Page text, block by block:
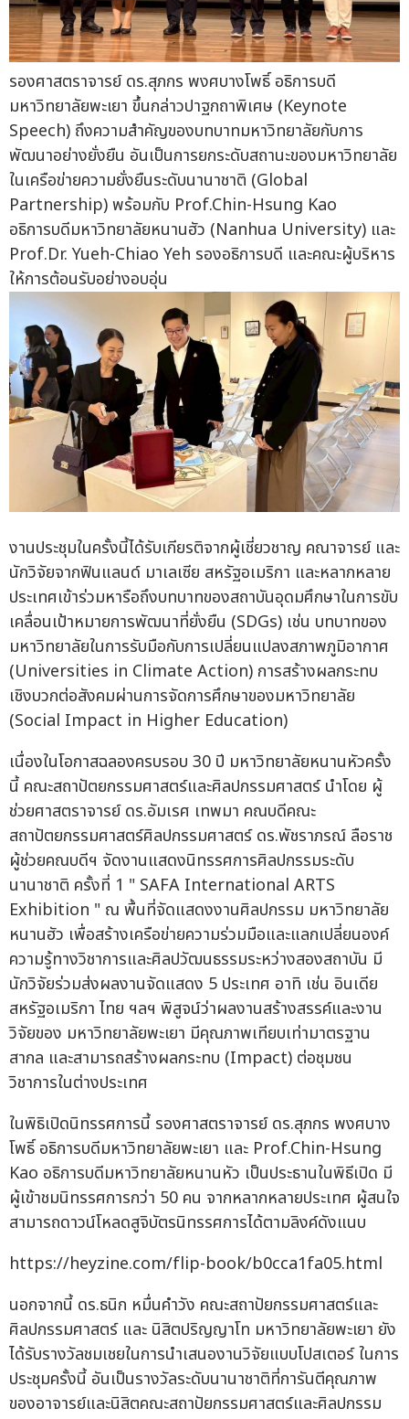
รองศาสตราจารย์ ดร.สุภกร พงศบางโพธิ์ อธิการบดี
มหาวิทยาลัยพะเยา ขึ้นกล่าวปาฐกถาพิเศษ (Keynote
Speech) ถึงความสำคัญของบทบาทมหาวิทยาลัยกับการ
พัฒนาอย่างยั่งยืน อันเป็นการยกระดับสถานะของมหาวิทยาลัย
ในเครือข่ายความยั่งยืนระดับนานาชาติ (Global
Partnership) พร้อมกับ Prof.Chin-Hsung Kao
อธิการบดีมหาวิทยาลัยหนานฮัว (Nanhua University) และ
Prof.Dr. Yueh-Chiao Yeh รองอธิการบดี และคณะผู้บริหาร
ให้การต้อนรับอย่างอบอุ่น
งานประชุมในครั้งนี้ได้รับเกียรติจากผู้เชี่ยวชาญ คณาจารย์ และ
นักวิจัยจากฟินแลนด์ มาเลเซีย สหรัฐอเมริกา และหลากหลาย
ประเทศเข้าร่วมหารือถึงบทบาทของสถาบันอุดมศึกษาในการขับ
เคลื่อนเป้าหมายการพัฒนาที่ยั่งยืน (SDGs) เช่น บทบาทของ
มหาวิทยาลัยในการรับมือกับการเปลี่ยนแปลงสภาพภูมิอากาศ
(Universities in Climate Action) การสร้างผลกระทบ
เชิงบวกต่อสังคมผ่านการจัดการศึกษาของมหาวิทยาลัย
(Social Impact in Higher Education)
เนื่องในโอกาสฉลองครบรอบ 30 ปี มหาวิทยาลัยหนานหัวครั้ง
นี้ คณะสถาปัตยกรรมศาสตร์และศิลปกรรมศาสตร์ นำโดย ผู้
ช่วยศาสตราจารย์ ดร.อัมเรศ เทพมา คณบดีคณะ
สถาปัตยกรรมศาสตร์ศิลปกรรมศาสตร์ ดร.พัชราภรณ์ ลือราช
ผู้ช่วยคณบดีฯ จัดงานแสดงนิทรรศการศิลปกรรมระดับ
นานาชาติ ครั้งที่ 1 " SAFA International ARTS
Exhibition " ณ พื้นที่จัดแสดงงานศิลปกรรม มหาวิทยาลัย
หนานฮัว เพื่อสร้างเครือข่ายความร่วมมือและแลกเปลี่ยนองค์
ความรู้ทางวิชาการและศิลปวัฒนธรรมระหว่างสองสถาบัน มี
นักวิจัยร่วมส่งผลงานจัดแสดง 5 ประเทศ อาทิ เช่น อินเดีย
สหรัฐอเมริกา ไทย ฯลฯ พิสูจน์ว่าผลงานสร้างสรรค์และงาน
วิจัยของ มหาวิทยาลัยพะเยา มีคุณภาพเทียบเท่ามาตรฐาน
สากล และสามารถสร้างผลกระทบ (Impact) ต่อชุมชน
วิชาการในต่างประเทศ
ในพิธิเปิดนิทรรศการนี้ รองศาสตราจารย์ ดร.สุภกร พงศบาง
โพธิ์ อธิการบดีมหาวิทยาลัยพะเยา และ Prof.Chin-Hsung
Kao อธิการบดีมหาวิทยาลัยหนานหัว เป็นประธานในพิธีเปิด มี
ผู้เข้าชมนิทรรศการกว่า 50 คน จากหลากหลายประเทศ ผู้สนใจ
สามารถดาวน์โหลดสูจิบัตรนิทรรศการได้ตามลิงค์ดังแนบ
https://heyzine.com/flip-book/b0cca1fa05.html
นอกจากนี้ ดร.ธนิก หมื่นคำวัง คณะสถาปัยกรรมศาสตร์และ
ศิลปกรรมศาสตร์ และ นิสิตปริญญาโท มหาวิทยาลัยพะเยา ยัง
ได้รับรางวัลชมเชยในการนำเสนองานวิจัยแบบโปสเตอร์ ในการ
ประชุมครั้งนี้ อันเป็นรางวัลระดับนานาชาติที่การันตีคุณภาพ
ของอาจารย์และนิสิตคณะสถาปัยกรรมศาสตร์และศิลปกรรม